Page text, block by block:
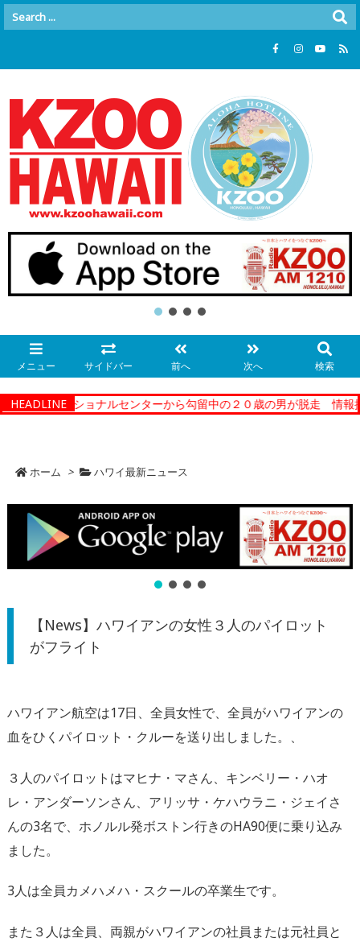
メニュー サイドバー 前へ 次へ 検索
HEADLINE
ィーコレクショナルセンターから勾留中の２０歳の男が脱走 情報提
ホーム > ハワイ最新ニュース
【News】ハワイアンの女性３人のパイロット
がフライト
ハワイアン航空は17日、全員女性で、全員がハワイアンの
血をひくパイロット・クルーを送り出しました。、
３人のパイロットはマヒナ・マさん、キンベリー・ハオ
レ・アンダーソンさん、アリッサ・ケハウラニ・ジェイさ
んの3名で、ホノルル発ボストン行きのHA90便に乗り込み
ました。
3人は全員カメハメハ・スクールの卒業生です。
また３人は全員、両親がハワイアンの社員または元社員と